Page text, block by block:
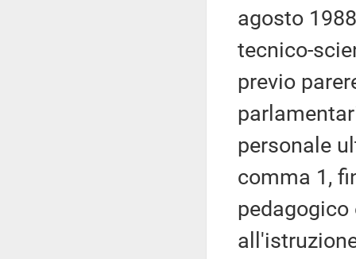
agosto
tecnico-
previo
personale
comma 1,